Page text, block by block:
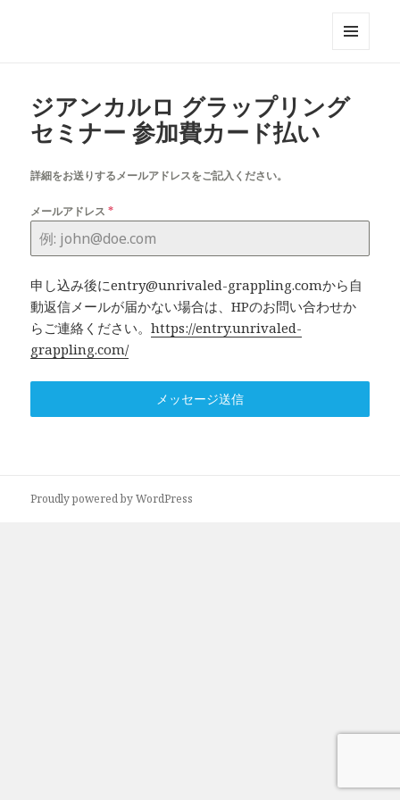
ット
ジアンカルロ グラップリング
セミナー 参加費カード払い
詳細をお送りするメールアドレスをご記入ください。
メールアドレス*
申し込み後にentry@unrivaled-grappling.comから自
動返信メールが届かない場合は、HPのお問い合わせか
らご連絡ください。https://entry.unrivaled-
grappling.com/
メッセージ送信
Proudly powered by WordPress